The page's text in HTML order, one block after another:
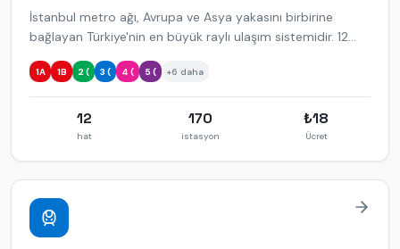
İstanbul metro ağı, Avrupa ve Asya yakasını birbirine
bağlayan Türkiye'nin en büyük raylı ulaşım sistemidir. 12
1A 1B 2 ( 3 ( 4 ( 5 ( +6 daha
12
hat
170
istasyon
₺18
Ücret